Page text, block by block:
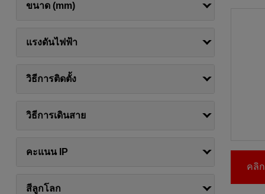
ขนาด (mm)
แรงดันไฟฟ้า
วิธีการติดตั้ง
วิธีการเดินสาย
คะแนน IP
สีลูกโลก
คลิ